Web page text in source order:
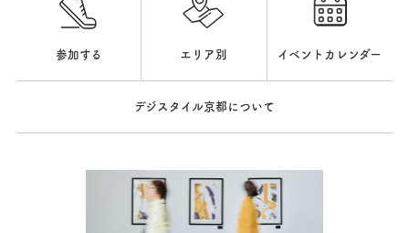
参加する エリア別 イベントカレンダー
デジスタイル京都について